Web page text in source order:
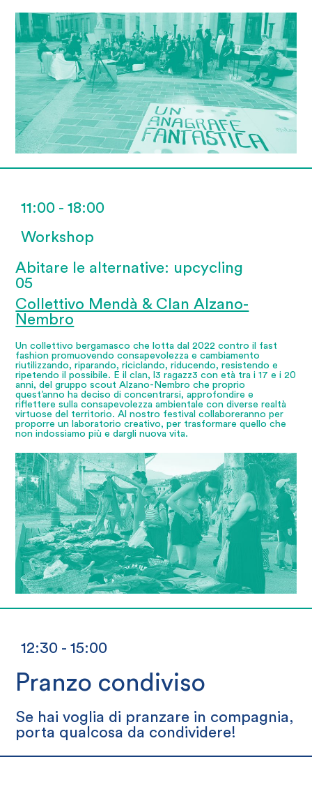
11:00 - 18:00
Workshop
Abitare le alternative: upcycling
05
Collettivo Mendà & Clan Alzano-
Nembro
Un collettivo bergamasco che lotta dal 2022 contro il fast
fashion promuovendo consapevolezza e cambiamento
riutilizzando, riparando, riciclando, riducendo, resistendo e
ripetendo il possibile. E il clan, l3 ragazz3 con età tra i 17 e i 20
anni, del gruppo scout Alzano-Nembro che proprio
quest’anno ha deciso di concentrarsi, approfondire e
riflettere sulla consapevolezza ambientale con diverse realtà
virtuose del territorio. Al nostro festival collaboreranno per
proporre un laboratorio creativo, per trasformare quello che
non indossiamo più e dargli nuova vita.
12:30 - 15:00
Pranzo condiviso
Se hai voglia di pranzare in compagnia,
porta qualcosa da condividere!